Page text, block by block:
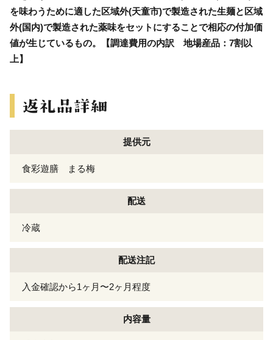
を味わうために適した区域外(天童市)で製造された生麺と区域
外(国内)で製造された薬味をセットにすることで相応の付加価
値が生じているもの。【調達費用の内訳 地場産品：7割以
上】
提供元
食彩遊膳 まる梅
配送
冷蔵
配送注記
入金確認から1ヶ月〜2ヶ月程度
内容量